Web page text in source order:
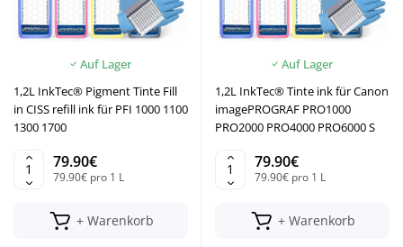
Auf Lager
1,2L InkTec® Pigment Tinte Fill
in CISS refill ink für PFI 1000 1100
1300 1700
79.90€
79.90€ pro 1 L
+ Warenkorb
Auf Lager
1,2L InkTec® Tinte ink für Canon
imagePROGRAF PRO1000
PRO2000 PRO4000 PRO6000 S
79.90€
79.90€ pro 1 L
+ Warenkorb